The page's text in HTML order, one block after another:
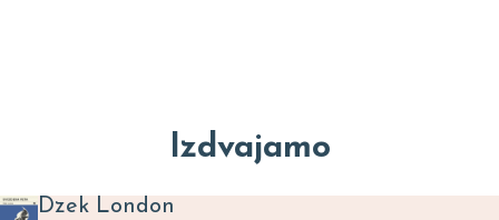
Izdvajamo
Dzek London